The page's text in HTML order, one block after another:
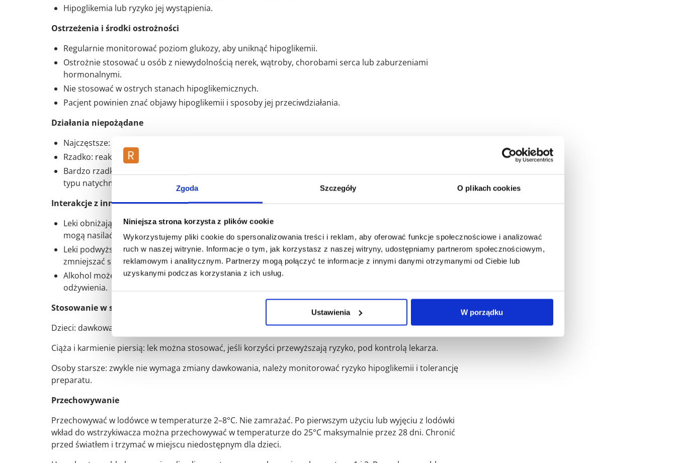
Zgoda Szczegóły O plikach cookies
Niniejsza strona korzysta z plików cookie
Wykorzystujemy pliki cookie do spersonalizowania treści i reklam, aby oferować funkcje społecznościowe i analizować
ruch w naszej witrynie. Informacje o tym, jak korzystasz z naszej witryny, udostępniamy partnerom społecznościowym,
reklamowym i analitycznym. Partnerzy mogą połączyć te informacje z innymi danymi otrzymanymi od Ciebie lub
uzyskanymi podczas korzystania z ich usług.
Ustawienia W porządku
Hipoglikemia lub ryzyko jej wystąpienia.
Ostrzeżenia i środki ostrożności
Regularnie monitorować poziom glukozy, aby uniknąć hipoglikemii.
Ostrożnie stosować u osób z niewydolnością nerek, wątroby, chorobami serca lub zaburzeniami
hormonalnymi.
Nie stosować w ostrych stanach hipoglikemicznych.
Pacjent powinien znać objawy hipoglikemii i sposoby jej przeciwdziałania.
Działania niepożądane
Najczęstsze: hipoglikemia, reakcje miejscowe w miejscu wstrzyknięcia (zaczerwienienie, obrzęk, świąd).
Rzadko: reakcje alergiczne uogólnione, obrzęki obwodowe, zmiany masy ciała.
Bardzo rzadko: lipodystrofia lub nagromadzenie tłuszczu w miejscu wstrzyknięcia, reakcje nadwrażliwości
typu natychmiastowego.
Interakcje z innymi lekami
Leki obniżające poziom glukozy: doustne leki przeciwcukrzycowe, inhibitory ACE, kwas acetylosalicylowy –
mogą nasilać działanie insuliny.
Leki podwyższające poziom glukozy: glikokortykosteroidy, hormony tarczycy, sympatykomimetyki – mogą
zmniejszać skuteczność insuliny.
Alkohol może nasilać lub zmniejszać działanie insuliny, w zależności od ilości spożytego alkoholu i stanu
odżywienia.
Stosowanie w szczególnych grupach pacjentów
Dzieci: dawkowanie ustala lekarz indywidualnie, wymaga monitorowania glikemii.
Ciąża i karmienie piersią: lek można stosować, jeśli korzyści przewyższają ryzyko, pod kontrolą lekarza.
Osoby starsze: zwykle nie wymaga zmiany dawkowania, należy monitorować ryzyko hipoglikemii i tolerancję
preparatu.
Przechowywanie
Przechowywać w lodówce w temperaturze 2–8°C. Nie zamrażać. Po pierwszym użyciu lub wyjęciu z lodówki
wkład do wstrzykiwacza można przechowywać w temperaturze do 25°C maksymalnie przez 28 dni. Chronić
przed światłem i trzymać w miejscu niedostępnym dla dzieci.